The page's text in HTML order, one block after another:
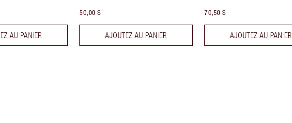
AU PANIER
50,00 $
AJOUTEZ AU PANIER
70,50 $
AJOUTEZ AU PANIER